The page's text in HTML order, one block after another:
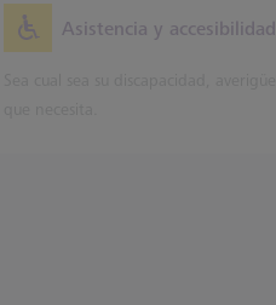
Asistencia y accesibilidad